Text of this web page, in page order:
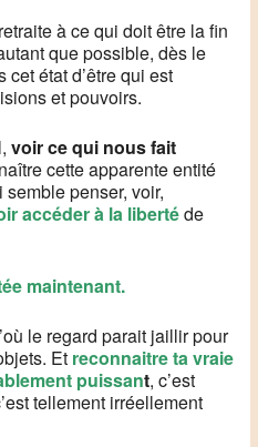
à ce qui doit être la fin
que possible, dès le
état d’être qui est
et pouvoirs.
voir ce qui nous fait
cette apparente entité
penser, voir,
accéder à la libertéde
maintenant.
le regard parait jaillir pour
Et reconnaitre ta vraie
puissant, c’est
tellement irréellement